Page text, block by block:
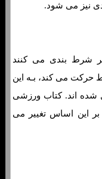
نیز می شود.
شرط بندی می کنند
می کند، بـه این
شده اند. کتاب ورزشی
بر این اساس تغییر می